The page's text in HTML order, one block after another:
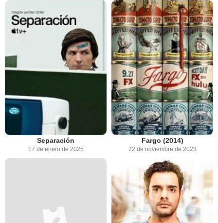
Separación
17 de enero de 2025
Fargo (2014)
22 de noviembre de 2023